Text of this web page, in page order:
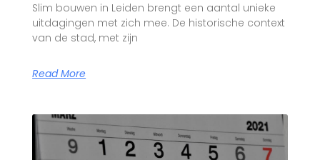
Slim bouwen in Leiden brengt een aantal unieke
uitdagingen met zich mee. De historische context
van de stad, met zijn
Read More